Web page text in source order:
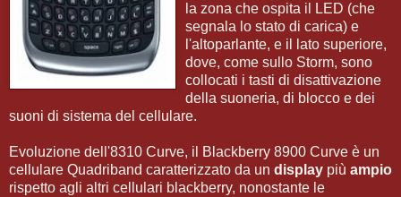
la zona che ospita il LED (che
segnala lo stato di carica) e
l'altoparlante, e il lato superiore,
dove, come sullo Storm, sono
collocati i tasti di disattivazione
della suoneria, di blocco e dei
suoni di sistema del cellulare.
Evoluzione dell'8310 Curve, il Blackberry 8900 Curve è un
cellulare Quadriband caratterizzato da un display più ampio
rispetto agli altri cellulari blackberry, nonostante le